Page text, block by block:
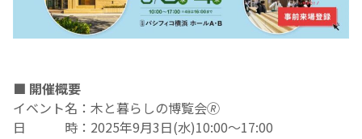
■ 開催概要
イベント名：木と暮らしの博覧会🄬
日 時：2025年9月3日(水)10:00～17:00